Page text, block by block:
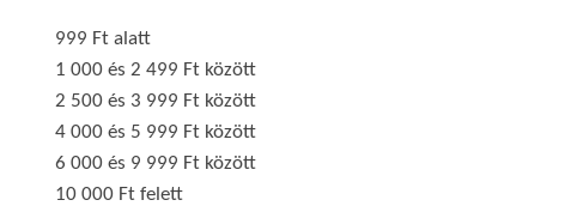
999 Ft alatt
1 000 és 2 499 Ft között
2 500 és 3 999 Ft között
4 000 és 5 999 Ft között
6 000 és 9 999 Ft között
10 000 Ft felett